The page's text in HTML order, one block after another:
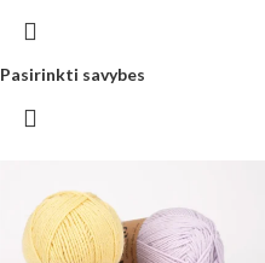
Pasirinkti savybes